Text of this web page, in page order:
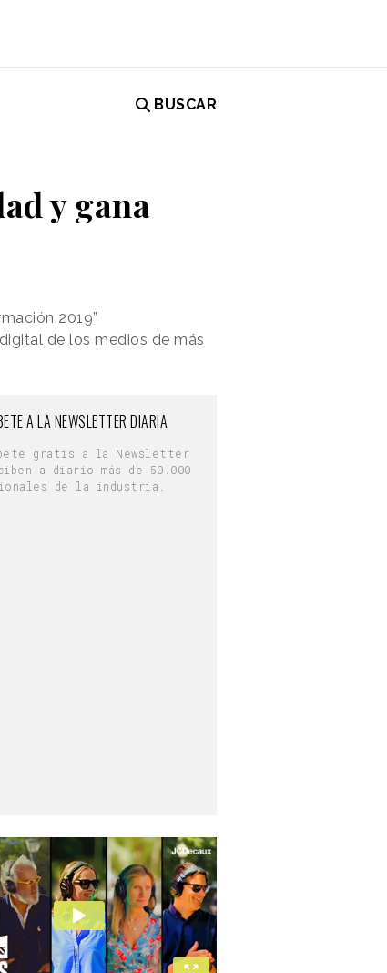
BUSCAR
y gana
2019”
de los medios de más
A LA NEWSLETTER DIARIA
gratis a la Newsletter
a diario más de 50.000
de la industria.